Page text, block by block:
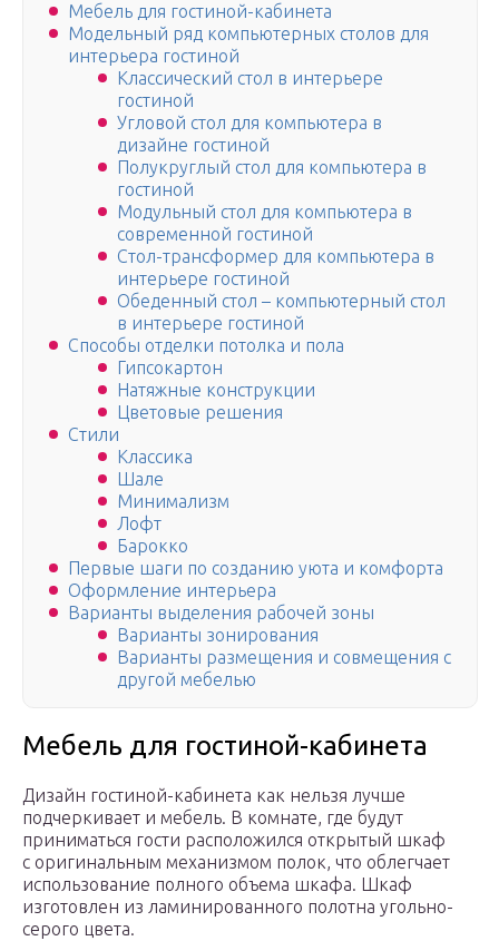
Мебель для гостиной-кабинета
Модельный ряд компьютерных столов для
интерьера гостиной
Классический стол в интерьере
гостиной
Угловой стол для компьютера в
дизайне гостиной
Полукруглый стол для компьютера в
гостиной
Модульный стол для компьютера в
современной гостиной
Стол-трансформер для компьютера в
интерьере гостиной
Обеденный стол – компьютерный стол
в интерьере гостиной
Способы отделки потолка и пола
Гипсокартон
Натяжные конструкции
Цветовые решения
Стили
Классика
Шале
Минимализм
Лофт
Барокко
Первые шаги по созданию уюта и комфорта
Оформление интерьера
Варианты выделения рабочей зоны
Варианты зонирования
Варианты размещения и совмещения с
другой мебелью
Мебель для гостиной-кабинета
Дизайн гостиной-кабинета как нельзя лучше
подчеркивает и мебель. В комнате, где будут
приниматься гости расположился открытый шкаф
с оригинальным механизмом полок, что облегчает
использование полного объема шкафа. Шкаф
изготовлен из ламинированного полотна угольно-
серого цвета.